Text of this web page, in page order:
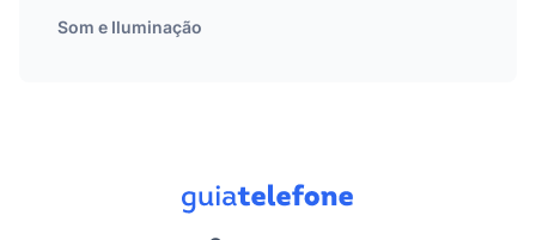
Som e Iluminação